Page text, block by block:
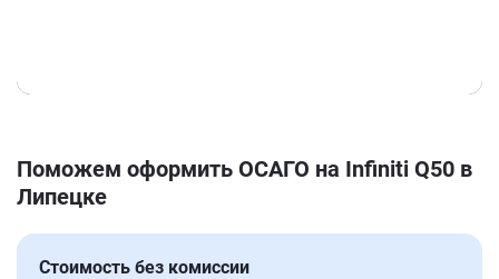
Поможем оформить ОСАГО на Infiniti Q50 в
Липецке
Стоимость без комиссии